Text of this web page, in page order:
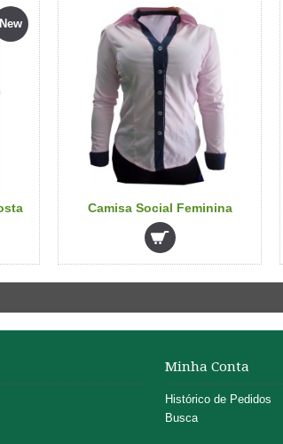
New
Camisa Social Feminina
Minha Conta
Histórico de Pedidos
Busca